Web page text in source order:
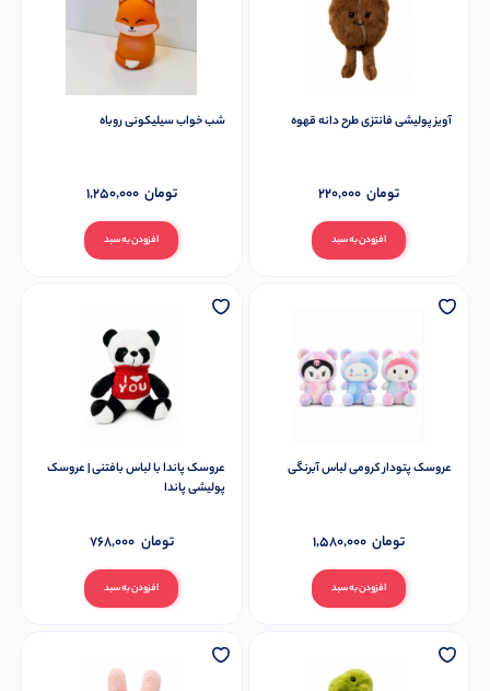
آویز پولیشی فانتزی طرح دانه قهوه
افزودن به سبد
220,000 تومان
شب خواب سیلیکونی روباه
افزودن به سبد
1,250,000 تومان
عروسک پتودار کرومی لباس آبرنگی
افزودن به سبد
1,580,000 تومان
عروسک پاندا با لباس بافتنی | عروسک
پولیشی پاندا
افزودن به سبد
768,000 تومان